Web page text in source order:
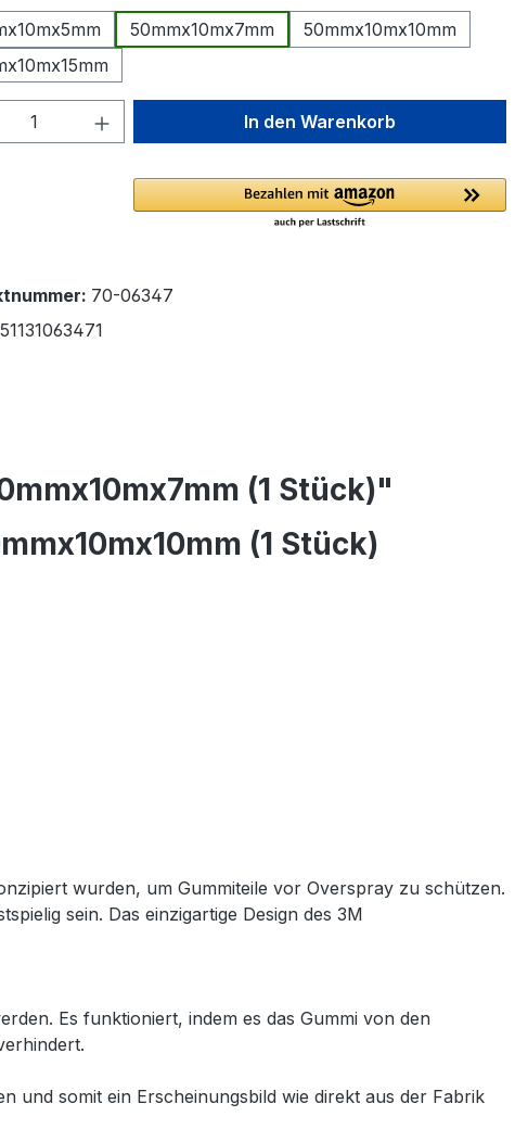
50mmx10mx7mm
50mmx10mx10mm
Anzahl: Gib den gewünschten Wert
In den Warenkorb
70-06347
(1 Stück)"
(1 Stück)
wurden, um Gummiteile vor Overspray zu schützen.
sein. Das einzigartige Design des 3M
Es funktioniert, indem es das Gummi von den
und somit ein Erscheinungsbild wie direkt aus der Fabrik